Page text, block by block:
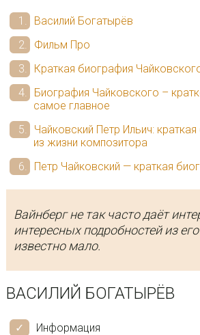
Василий Богатырёв
Фильм Про
Краткая биография
Биография Чайковского –
самое главное
Чайковский Петр Ильич:
из жизни композитора
Петр Чайковский — краткая
Вайнберг не так часто даёт
интересных подробностей из
известно мало.
ВАСИЛИЙ БОГАТЫРЁВ
Информация